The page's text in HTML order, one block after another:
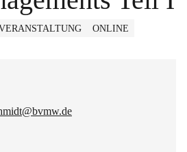
ONLINE